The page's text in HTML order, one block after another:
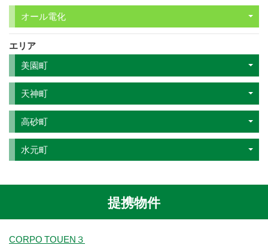
オール電化
エリア
美園町
天神町
高砂町
水元町
提携物件
CORPO TOUEN３